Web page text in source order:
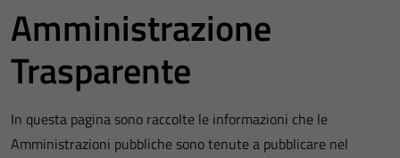
Amministrazione
Trasparente
In questa pagina sono raccolte le informazioni che le
Amministrazioni pubbliche sono tenute a pubblicare nel